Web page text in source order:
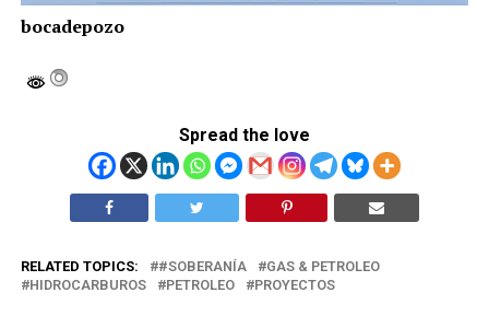
bocadepozo
Spread the love
RELATED TOPICS: #SOBERANÍA
GAS & PETROLEO
HIDROCARBUROS
PETROLEO PROYECTOS